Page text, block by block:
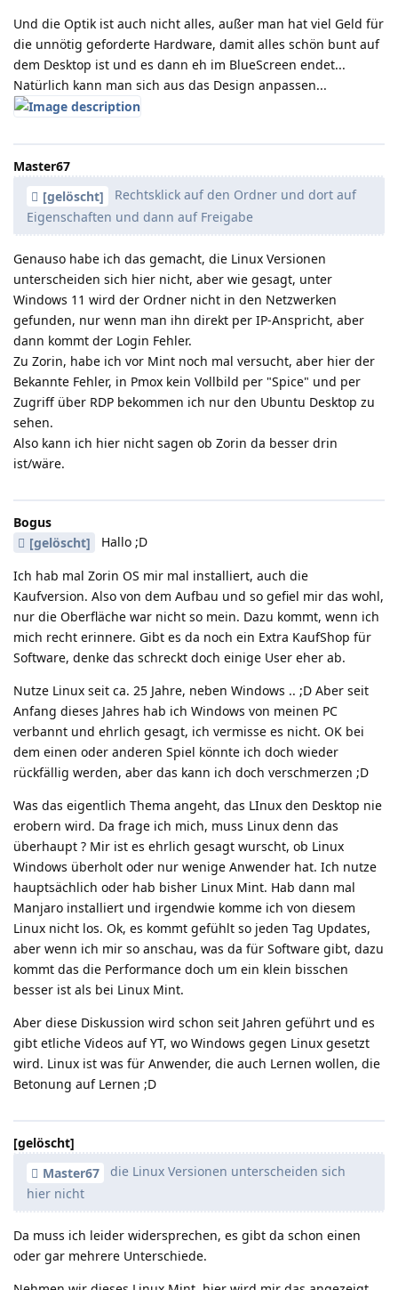
Und die Optik ist auch nicht alles, außer man hat viel Geld für
die unnötig geforderte Hardware, damit alles schön bunt auf
dem Desktop ist und es dann eh im BlueScreen endet...
Natürlich kann man sich aus das Design anpassen...
Master67
[gelöscht]
Rechtsklick auf den Ordner und dort auf
Eigenschaften und dann auf Freigabe
Genauso habe ich das gemacht, die Linux Versionen
unterscheiden sich hier nicht, aber wie gesagt, unter
Windows 11 wird der Ordner nicht in den Netzwerken
gefunden, nur wenn man ihn direkt per IP-Anspricht, aber
dann kommt der Login Fehler.
Zu Zorin, habe ich vor Mint noch mal versucht, aber hier der
Bekannte Fehler, in Pmox kein Vollbild per "Spice" und per
Zugriff über RDP bekommen ich nur den Ubuntu Desktop zu
sehen.
Also kann ich hier nicht sagen ob Zorin da besser drin
ist/wäre.
Bogus
[gelöscht]
Hallo ;D
Ich hab mal Zorin OS mir mal installiert, auch die
Kaufversion. Also von dem Aufbau und so gefiel mir das wohl,
nur die Oberfläche war nicht so mein. Dazu kommt, wenn ich
mich recht erinnere. Gibt es da noch ein Extra KaufShop für
Software, denke das schreckt doch einige User eher ab.
Nutze Linux seit ca. 25 Jahre, neben Windows .. ;D Aber seit
Anfang dieses Jahres hab ich Windows von meinen PC
verbannt und ehrlich gesagt, ich vermisse es nicht. OK bei
dem einen oder anderen Spiel könnte ich doch wieder
rückfällig werden, aber das kann ich doch verschmerzen ;D
Was das eigentlich Thema angeht, das LInux den Desktop nie
erobern wird. Da frage ich mich, muss Linux denn das
überhaupt ? Mir ist es ehrlich gesagt wurscht, ob Linux
Windows überholt oder nur wenige Anwender hat. Ich nutze
hauptsächlich oder hab bisher Linux Mint. Hab dann mal
Manjaro installiert und irgendwie komme ich von diesem
Linux nicht los. Ok, es kommt gefühlt so jeden Tag Updates,
aber wenn ich mir so anschau, was da für Software gibt, dazu
kommt das die Performance doch um ein klein bisschen
besser ist als bei Linux Mint.
Aber diese Diskussion wird schon seit Jahren geführt und es
gibt etliche Videos auf YT, wo Windows gegen Linux gesetzt
wird. Linux ist was für Anwender, die auch Lernen wollen, die
Betonung auf Lernen ;D
[gelöscht]
Master67
die Linux Versionen unterscheiden sich
hier nicht
Da muss ich leider widersprechen, es gibt da schon einen
oder gar mehrere Unterschiede.